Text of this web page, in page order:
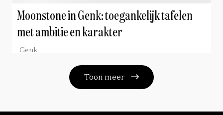
Moonstone in Genk: toegankelijk tafelen
met ambitie en karakter
Genk
Toon meer